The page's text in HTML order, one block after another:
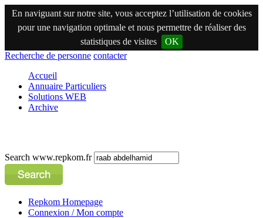
En naviguant sur notre site, vous acceptez l’utilisation de cookies
pour une navigation optimale et nous permettre de réaliser des
statistiques de visites
OK
Recherche de personne contacter
Accueil
Annuaire Particuliers
Solutions WEB
Archive
Search www.repkom.fr
Repkom Homepage
Connexion / Mon compte